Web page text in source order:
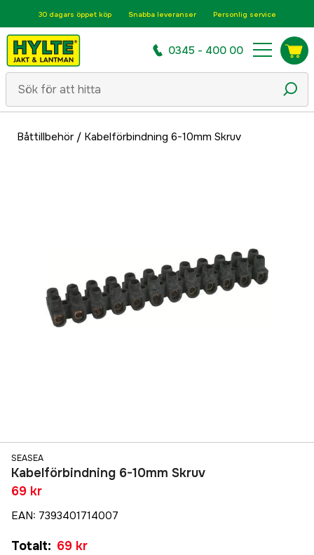
30 dagars öppet köp Snabba leveranser Personlig service
0345 - 400 00
Båttillbehör/ Kabelförbindning 6-10mm Skruv
SEASEA
Kabelförbindning 6-10mm Skruv
69 kr
EAN: 7393401714007
Totalt: 69 kr